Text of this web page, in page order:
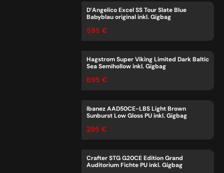
D’Angelico Excel SS Tour Slate Blue
Babyblau original inkl. Gigbag
595 €
Hagstrom Super Viking Limited Dark Baltic
Sea Semihollow inkl. Gigbag
695 €
Ibanez AAD50CE-LBS Light Brown
Sunburst Low Gloss PU inkl. Gigbag
295 €
Crafter STG G20CE Edition Grand
Auditorium Fichte PU inkl. Gigbag